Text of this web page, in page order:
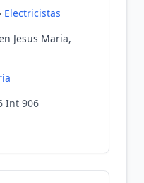
Electricistas
Jesus Maria,
Int 906